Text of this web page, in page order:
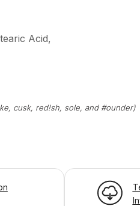
Acid,
cusk, red!sh, sole, and #ounder)